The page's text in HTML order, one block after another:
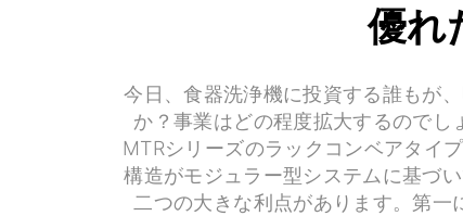
優れ
今日、食器洗浄機に投資する誰もが
か？事業はどの程度拡大するのでし
MTRシリーズのラックコンベアタイ
構造がモジュラー型システムに基づ
二つの大きな利点があります。第